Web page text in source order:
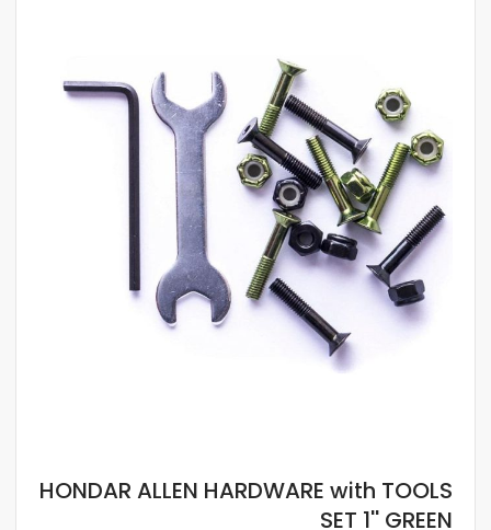
לדלג
להתחלה
של
HONDAR ALLEN HARDWARE with TOOLS
SET 1'' GREEN